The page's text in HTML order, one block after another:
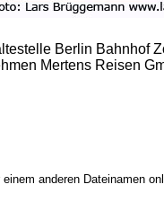
Berlin Bahnhof
Mertens Reisen
anderen Dateinamen